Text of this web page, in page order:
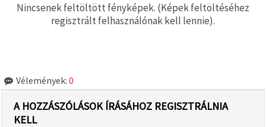
Nincsenek feltöltött fényképek. (Képek feltöltéséhez
regisztrált felhasználónak kell lennie).
Vélemények: 0
A HOZZÁSZÓLÁSOK ÍRÁSÁHOZ REGISZTRÁLNIA
KELL